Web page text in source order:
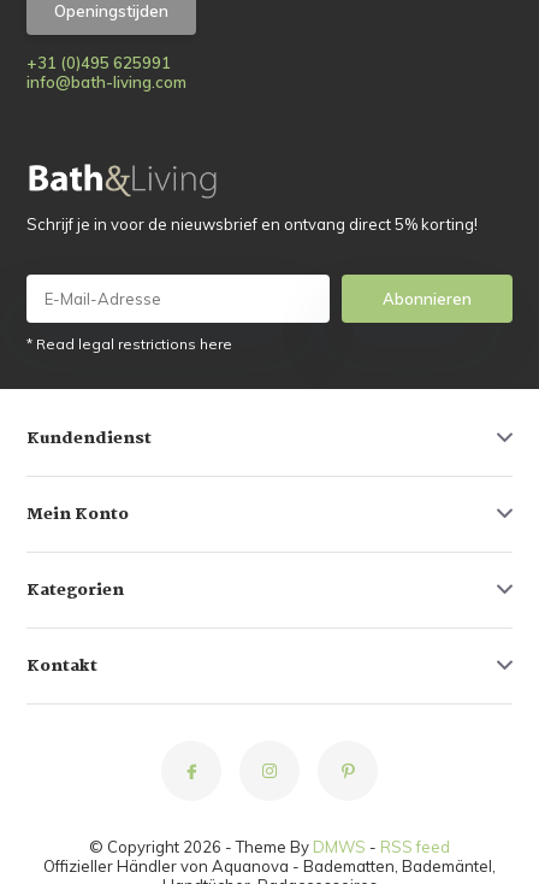
Openingstijden
+31 (0)495 625991
info@bath-living.com
Schrijf je in voor de nieuwsbrief en ontvang direct 5% korting!
Abonnieren
* Read legal restrictions here
Kundendienst
Mein Konto
Kategorien
Kontakt
© Copyright 2026 - Theme By DMWS - RSS feed
Offizieller Händler von Aquanova - Badematten, Bademäntel,